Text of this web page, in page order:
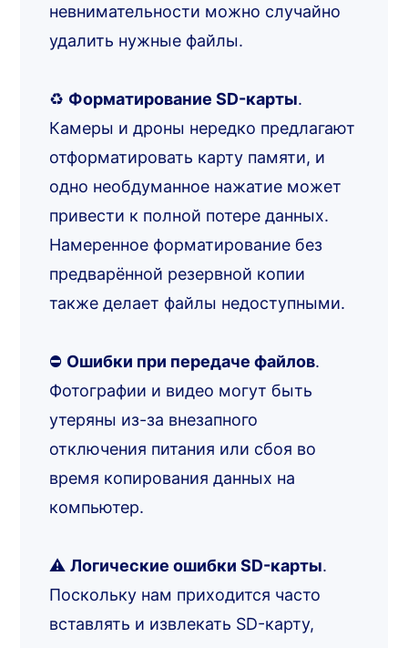
невнимательности можно случайно
удалить нужные файлы.
♻️ Форматирование SD-карты.
Камеры и дроны нередко предлагают
отформатировать карту памяти, и
одно необдуманное нажатие может
привести к полной потере данных.
Намеренное форматирование без
предварённой резервной копии
также делает файлы недоступными.
⛔ Ошибки при передаче файлов.
Фотографии и видео могут быть
утеряны из-за внезапного
отключения питания или сбоя во
время копирования данных на
компьютер.
⚠️Логические ошибки SD-карты.
Поскольку нам приходится часто
вставлять и извлекать SD-карту,